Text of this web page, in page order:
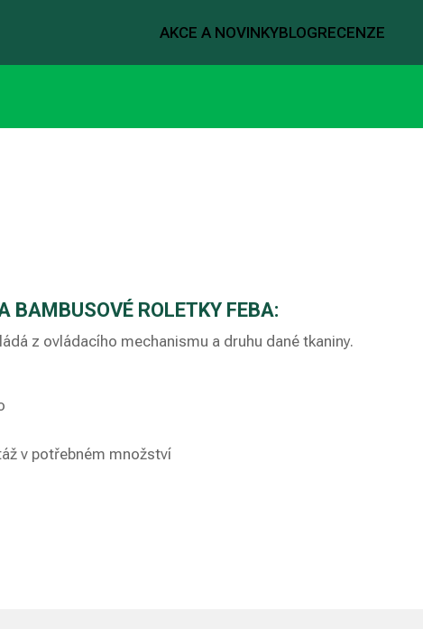
AKCE A NOVINKYBLOGRECENZE
BAMBUSOVÉ ROLETKY FEBA:
z ovládacího mechanismu a druhu dané tkaniny.
v potřebném množství